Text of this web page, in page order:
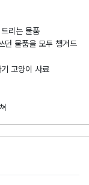
리는 물품
던 물품을 모두 챙겨드
고양이 사료